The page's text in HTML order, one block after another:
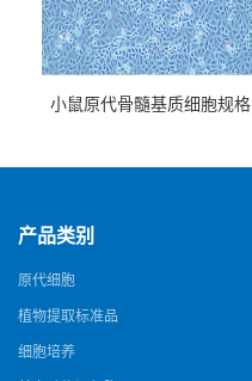
小鼠原代骨髓基质细胞规格
产品类别
原代细胞
植物提取标准品
细胞培养